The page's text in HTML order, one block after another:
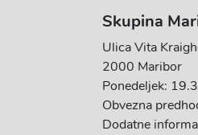
Skupina
Ulica Vita
2000 Maribor
Ponedeljek:
Obvezna
Dodatne